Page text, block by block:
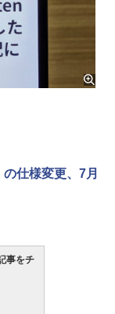
仕様変更、7月
事をチ